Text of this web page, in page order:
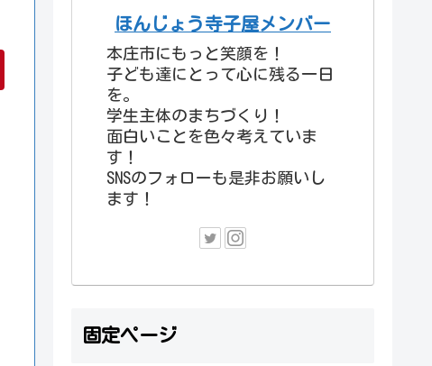
ほんじょう寺子屋メンバー
本庄市にもっと笑顔を！
子ども達にとって心に残る一日
を。
学生主体のまちづくり！
面白いことを色々考えていま
す！
SNSのフォローも是非お願いし
ます！
固定ページ